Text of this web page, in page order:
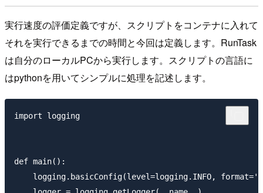
実行速度の評価定義ですが、スクリプトをコンテナに入れて
それを実行できるまでの時間と今回は定義します。RunTask
は自分のローカルPCから実行します。スクリプトの言語に
はpythonを用いてシンプルに処理を記述します。
import logging
def main():
logging.basicConfig(level=logging.INFO,